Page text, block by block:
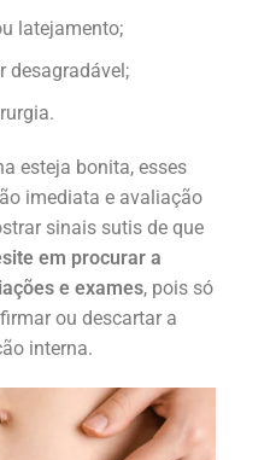
latejamento;
desagradável;
esteja bonita, esses
imediata e avaliação
sinais sutis de que
em procurar a
e exames, pois só
ou descartar a
interna.